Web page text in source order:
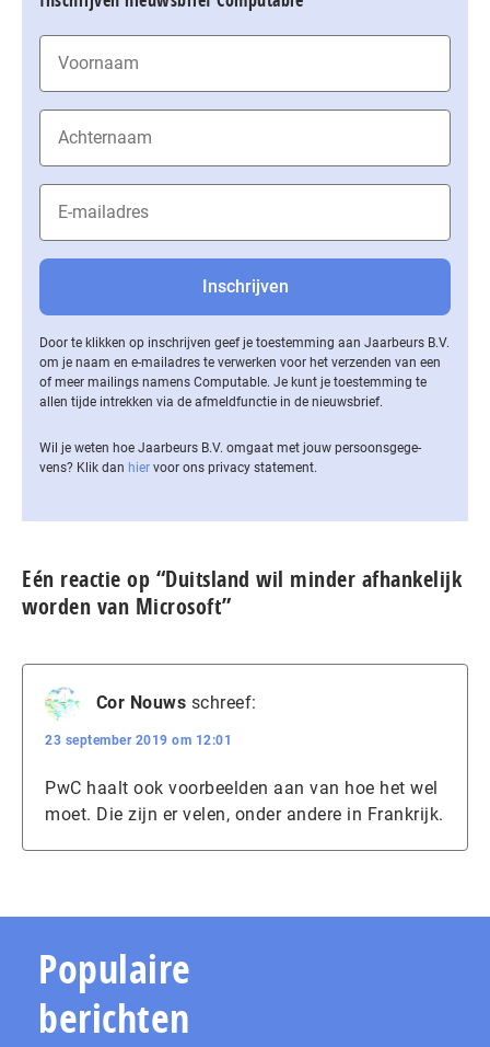
Door te klikken op inschrijven geef je toestemming aan Jaarbeurs B.V.
om je naam en e-mailadres te verwerken voor het verzenden van een
of meer mailings namens Computable. Je kunt je toestemming te
allen tijde intrekken via de af­meld­func­tie in de nieuwsbrief.
Wil je weten hoe Jaarbeurs B.V. omgaat met jouw per­soons­ge­ge­
vens? Klik dan hier voor ons privacy statement.
Eén reactie op “Duitsland wil minder afhankelijk
worden van Microsoft”
Cor Nouws schreef:
23 september 2019 om 12:01
PwC haalt ook voorbeelden aan van hoe het wel
moet. Die zijn er velen, onder andere in Frankrijk.
Populaire
berichten